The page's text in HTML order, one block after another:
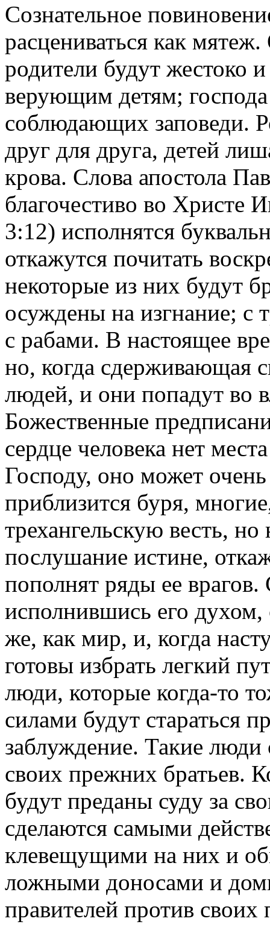
Сознательное
расцениваться как
родители будут жестоко
верующим детям;
соблюдающих заповеди.
друг для друга, детей
крова. Слова апостола
благочестиво во Христе
3:12) исполнятся
откажутся почитать
некоторые из них
осуждены на изгнание; с
с рабами. В настоящее
но, когда сдерживающая
людей, и они попадут во
Божественные
сердце человека нет
Господу, оно может
приблизится буря,
трехангельскую весть,
послушание истине,
пополнят ряды ее
исполнившись его
же, как мир, и, когда
готовы избрать легкий
люди, которые когда-то
силами будут стараться
заблуждение. Такие
своих прежних братьев.
будут преданы суду за
сделаются самыми
клевещущими на них и
ложными доносами и
правителей против